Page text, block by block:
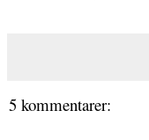
5 kommentarer: